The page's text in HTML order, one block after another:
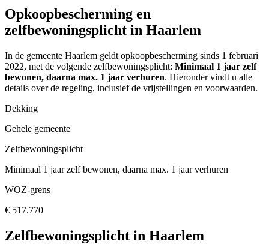
Opkoopbescherming en
zelfbewoningsplicht in Haarlem
In de gemeente Haarlem geldt opkoopbescherming sinds 1 februari
2022, met de volgende zelfbewoningsplicht: Minimaal 1 jaar zelf
bewonen, daarna max. 1 jaar verhuren. Hieronder vindt u alle
details over de regeling, inclusief de vrijstellingen en voorwaarden.
Dekking
Gehele gemeente
Zelfbewoningsplicht
Minimaal 1 jaar zelf bewonen, daarna max. 1 jaar verhuren
WOZ-grens
€ 517.770
Zelfbewoningsplicht in Haarlem